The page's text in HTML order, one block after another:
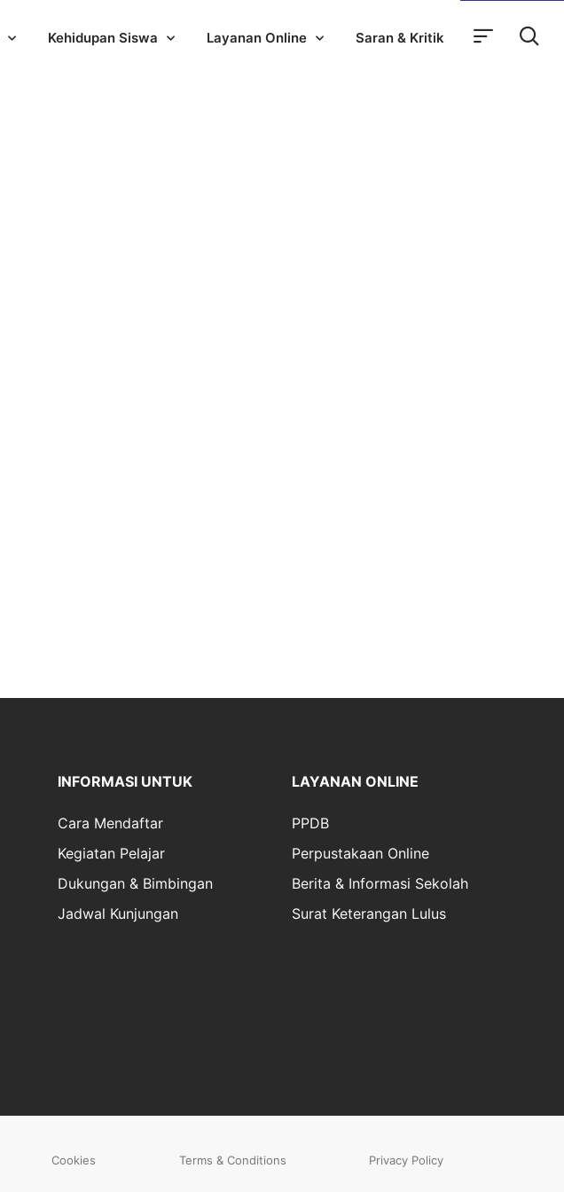
Kehidupan Siswa Layanan Online Saran & Kritik
INFORMASI UNTUK
Cara Mendaftar
Kegiatan Pelajar
Dukungan & Bimbingan
Jadwal Kunjungan
LAYANAN ONLINE
PPDB
Perpustakaan Online
Berita & Informasi Sekolah
Surat Keterangan Lulus
Cookies Terms & Conditions Privacy Policy